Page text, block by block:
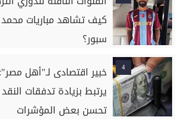
كيف تشاهد مباريات
سبور؟
4
خبير اقتصادى لـ"أهل
يرتبط بزيادة تدفقات
تحسن بعض المؤشرات